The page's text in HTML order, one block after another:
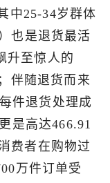
中25-34岁群体
也是退货最活
升至惊人的
伴随退货而来
件退货处理成
是高达466.91
费者在购物过
万件订单受